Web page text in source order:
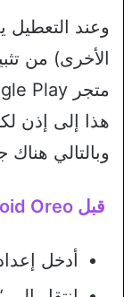
وعند التعطيل
الأخرى) من
هذا إلى إذن
وبالتالي
قبل Android Oreo:
أدخل